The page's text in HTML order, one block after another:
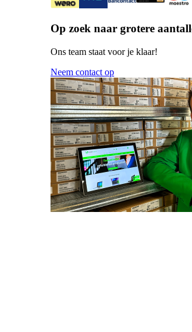
Op zoek naar grotere
Ons team staat voor je klaar!
Neem contact op